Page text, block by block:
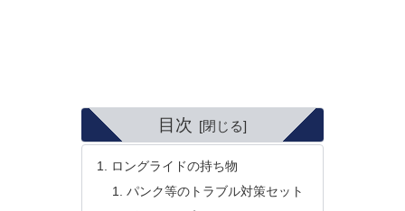
目次
ロングライドの持ち物
パンク等のトラブル対策セット